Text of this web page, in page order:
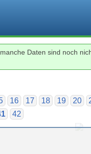
Daten sind noch
16 17 18 19 20
42